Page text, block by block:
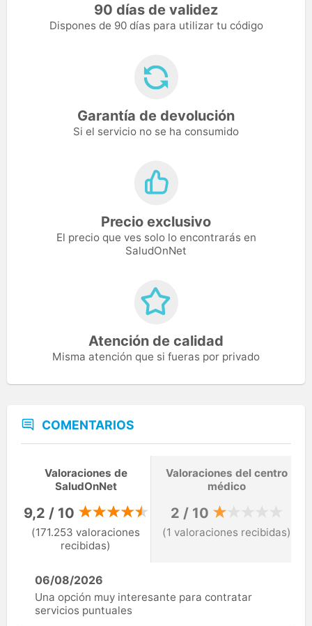
90 días de validez
Dispones de 90 días para utilizar tu código
Garantía de devolución
Si el servicio no se ha consumido
Precio exclusivo
El precio que ves solo lo encontrarás en
SaludOnNet
Atención de calidad
Misma atención que si fueras por privado
COMENTARIOS
Valoraciones de
SaludOnNet
9,2 / 10
(171.253 valoraciones
recibidas)
Valoraciones del centro
médico
2 / 10
(1 valoraciones recibidas)
06/08/2026
Una opción muy interesante para contratar
servicios puntuales